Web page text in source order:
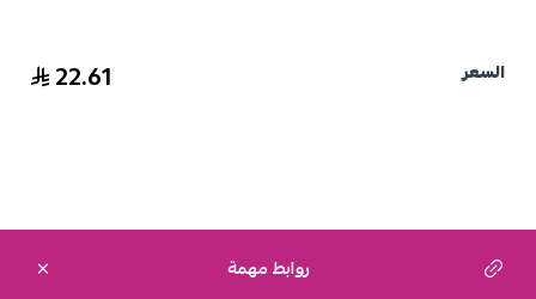
السعر 22.61
روابط مهمة